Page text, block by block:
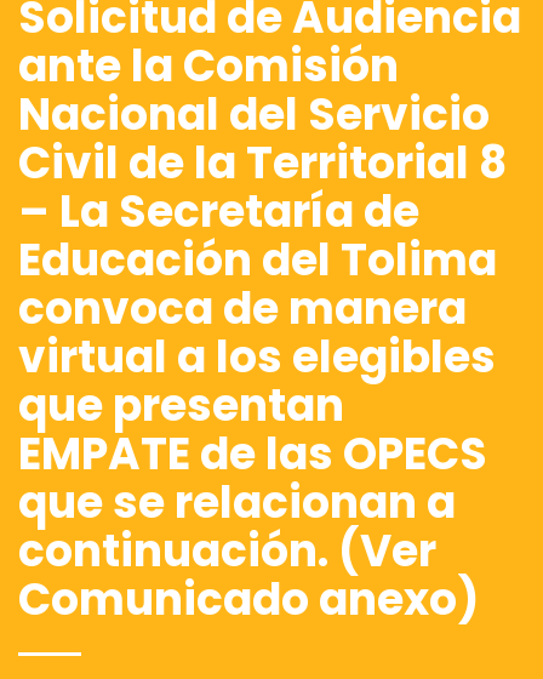
Solicitud de Audiencia
ante la Comisión
Nacional del Servicio
Civil de la Territorial 8
– La Secretaría de
Educación del Tolima
convoca de manera
virtual a los elegibles
que presentan
EMPATE de las OPECS
que se relacionan a
continuación. (Ver
Comunicado anexo)